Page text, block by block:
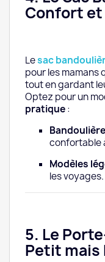
Confort
Lesac
pour les mamans
tout en gardant
Optez pour un
pratique:
confortable
Modèles
les voyages.
5. Le
Petit mais